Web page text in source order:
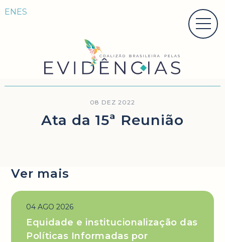
ENES
08 DEZ 2022
Ata da 15ª Reunião
Ver mais
04 AGO 2026
Equidade e institucionalização das
Políticas Informadas por